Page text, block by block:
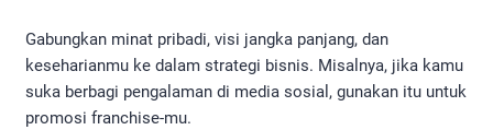
Gabungkan minat pribadi, visi jangka panjang, dan
keseharianmu ke dalam strategi bisnis. Misalnya, jika kamu
suka berbagi pengalaman di media sosial, gunakan itu untuk
promosi franchise-mu.